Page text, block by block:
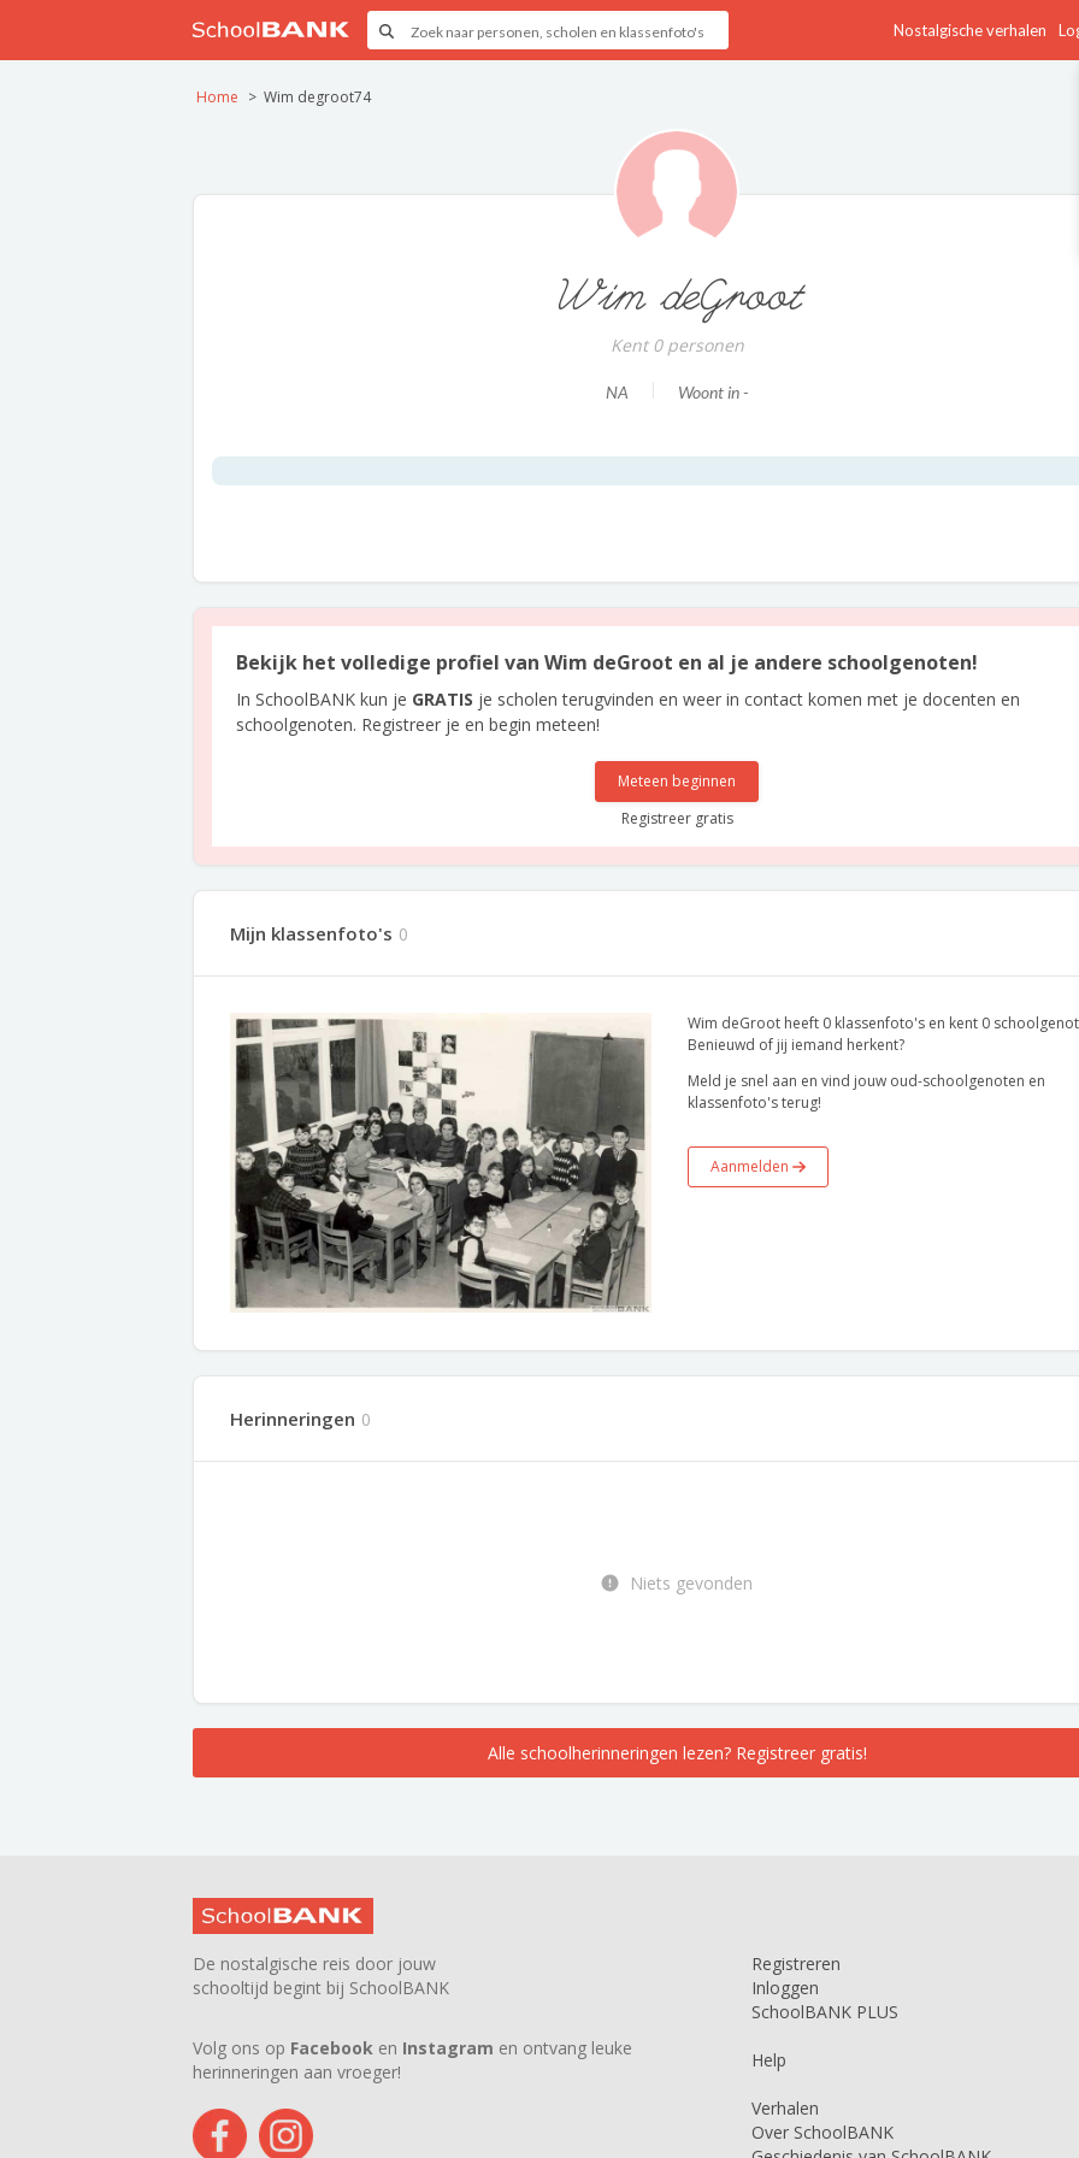
Nostalgische verhalen
Home Wim degroot74
Wim deGroot
Kent 0 personen
NA Woont in -
Bekijk het volledige profiel van Wim deGroot en al je andere schoolgenoten!
In SchoolBANK kun je GRATIS je scholen terugvinden en weer in contact komen met je docenten en
schoolgenoten. Registreer je en begin meteen!
Meteen beginnen
Registreer gratis
Mijn klassenfoto's 0
Wim deGroot heeft 0 klassenfoto's en kent 0
Benieuwd of jij iemand herkent?
Meld je snel aan en vind jouw oud-schoolgenoten en
klassenfoto's terug!
Aanmelden
Herinneringen 0
Niets gevonden
Alle schoolherinneringen lezen? Registreer gratis!
De nostalgische reis door jouw
schooltijd begint bij SchoolBANK
Volg ons op Facebook en Instagram en ontvang leuke
herinneringen aan vroeger!
Registreren
Inloggen
SchoolBANK PLUS
Help
Verhalen
Over SchoolBANK